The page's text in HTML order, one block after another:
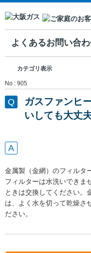
よくあるお問い合
カテゴリ表示
No : 905
ガスファンヒ
いしても大丈
金属製（金網）のフィルタ
フィルターは水洗いできま
ときは交換してください。
は、よく水を切って乾燥さ
ださい。